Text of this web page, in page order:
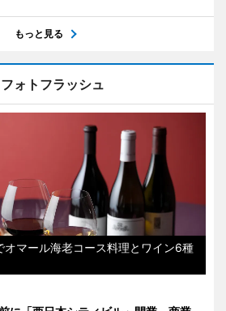
もっと見る
フォトフラッシュ
オマール海老コース料理とワイン6種